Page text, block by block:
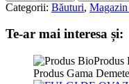
Categorii: Băuturi,
Te-ar mai interesa și:
Produs
Produs Gama